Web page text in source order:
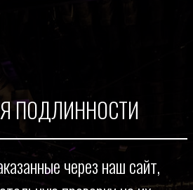
ПОДЛИННОСТИ
через наш сайт,